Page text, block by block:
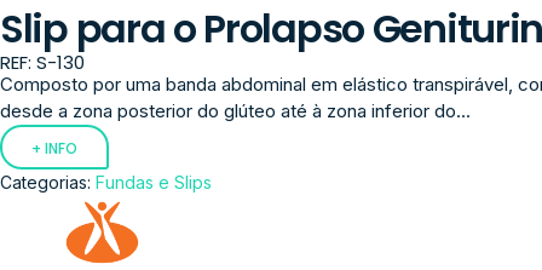
Slip para o Prolapso
REF: S-130
Composto por uma banda abdominal em elástico transpirável,
desde a zona posterior do glúteo até à zona inferior do...
+ INFO
Categorias: Fundas e Slips